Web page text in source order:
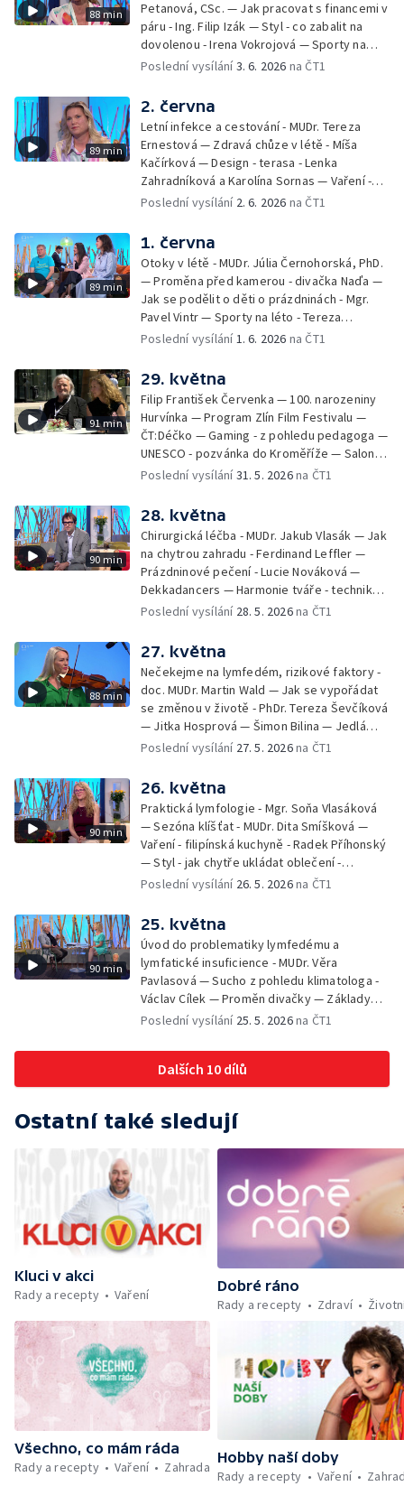
88 min
Petanová, CSc. — Jak pracovat s financemi v
páru - Ing. Filip Izák — Styl - co zabalit na
dovolenou - Irena Vokrojová — Sporty na
léto - paddleboard — Alžběta Jungrová —
Heřmánková, Zdeněk Žák, Josef Vrána
Poslední vysílání3. 6. 2026 na ČT1
89 min
2. června
Letní infekce a cestování - MUDr. Tereza
Ernestová — Zdravá chůze v létě - Míša
Kačírková — Design - terasa - Lenka
Zahradníková a Karolína Sornas — Vaření -
jahody - Simona Machurová — Letní sporty -
— Batohy do školy i na prázdniny - Mirka
Belhová — Pramen - Ivan Ostrochovský
Poslední vysílání 2. 6. 2026 na ČT1
89 min
1. června
Otoky v létě - MUDr. Júlia Černohorská, PhD.
— Proměna před kamerou - divačka Naďa —
Jak se podělit o děti o prázdninách - Mgr.
Pavel Vintr — Sporty na léto - Tereza
Michalová — Černé ovce — Změny v
v Českém ráji - Tomáš Jeřábek, Magdalena
Borová, Eva Váchová
Poslední vysílání1. 6. 2026 na ČT1
91 min
29. května
Filip František Červenka — 100. narozeniny
Hurvínka — Program Zlín Film Festivalu —
ČT:Déčko — Gaming - z pohledu pedagoga —
UNESCO - pozvánka do Kroměříže — Salon
filmových klapek
Poslední vysílání31. 5. 2026na ČT1
90 min
28. května
Chirurgická léčba - MUDr. Jakub Vlasák — Jak
na chytrou zahradu - Ferdinand Leffler —
Prázdninové pečení - Lucie Nováková —
Dekkadancers — Harmonie tváře - techniky
přírodního omlazení - Martina Kavecká —
Petr Bednařík — Počasí s Michalem Žákem
Poslední vysílání 28. 5. 2026na ČT1
88 min
27. května
Nečekejme na lymfedém, rizikové faktory -
doc. MUDr. Martin Wald — Jak se vypořádat
se změnou v životě - PhDr. Tereza Ševčíková
— Jitka Hosprová — Šimon Bilina — Jedlá
zahrada - Petra Matějková — Kulturní tipy
Poslední vysílání 27. 5. 2026na ČT1
90 min
26. května
Praktická lymfologie - Mgr. Soňa Vlasáková
— Sezóna klíšťat - MUDr. Dita Smíšková —
Vaření - filipínská kuchyně - Radek Příhonský
— Styl - jak chytře ukládat oblečení -
Veronika Slaninová — Běháme s dětmi - jak
Schneiderová — Colours of Ostrava - Filip
Košťálek a Jan Vojtko — Tajemství křišťálové
planety - Jan Maxián, Petr Horák a Adélka
Hesová — Český svaz ochránců přírody - Eva
Šrailová
Poslední vysílání 26. 5. 2026na ČT1
90 min
25. května
Úvod do problematiky lymfedému a
lymfatické insuficience - MUDr. Věra
Pavlasová — Sucho z pohledu klimatologa -
Václav Cílek — Proměn divačky — Základy
bezpečnosti dětí na inline bruslích - Petr
Zooterapie - praktické využití - Linda
Tinková — Pražské jaro - Klára Boudalová,
Marko Ivanović
Poslední vysílání 25. 5. 2026na ČT1
Dalších 10 dílů
Ostatní také sledují
Kluci v akci
Rady a recepty
Vaření
Dobré ráno
Rady a recepty
Zdraví
Všechno, co mám ráda
Rady a recepty
Vaření Zahrada
Hobby naší doby
Rady a recepty
Vaření